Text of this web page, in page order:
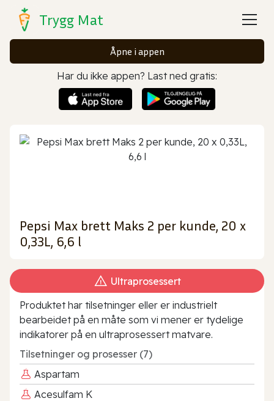
Trygg Mat
Åpne i appen
Har du ikke appen? Last ned gratis:
Pepsi Max brett Maks 2 per kunde, 20 x
0,33L, 6,6 l
Ultraprosessert
Produktet har tilsetninger eller er industrielt
bearbeidet på en måte som vi mener er tydelige
indikatorer på en ultraprosessert matvare.
Tilsetninger og prosesser (7)
Aspartam
Acesulfam K